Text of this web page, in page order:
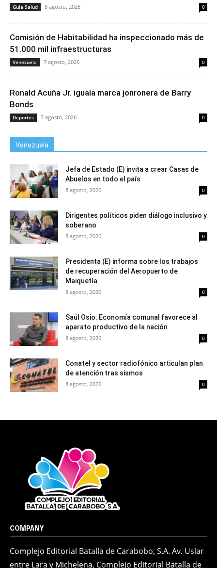
Guía Salud 8 agosto, 2026 0
Comisión de Habitabilidad ha inspeccionado más de
51.000 mil infraestructuras
Venezuela 7 agosto, 2026 0
Ronald Acuña Jr. iguala marca jonronera de Barry
Bonds
Deportes 7 agosto, 2026 0
Venezuela
Jefa de Estado (E) invita a crear Casas de
Abuelos en todo el país
8 agosto, 2026 0
Dirigentes políticos piden diálogo inclusivo y
soberano
8 agosto, 2026 0
Presidenta (E) informa sobre los trabajos
de recuperación del Aeropuerto de
Maiquetía
8 agosto, 2026 0
Saúl Osio: Economía comunal favorece al
aparato productivo de la nación
8 agosto, 2026 0
Conatel y sector radiofónico articulan plan
de atención tras sismos
8 agosto, 2026 0
COMPANY
Complejo Editorial Batalla de Carabobo, S.A. Av. Uslar
entre Lara y Michelena, Complejo Editorial Batalla de